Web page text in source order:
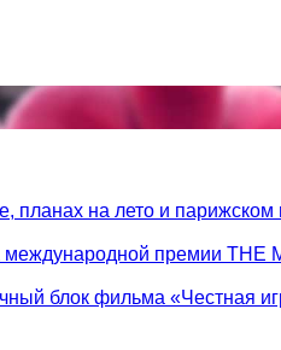
планах на лето и парижском
премии THE
блок фильма «Честная